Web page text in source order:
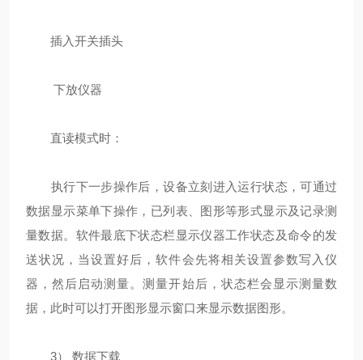
插入开关插头
下放仪器
直读模式时：
执行下一步操作后，设备立刻进入运行状态，可通过
数据显示菜单下操作，已列表、图形等形式显示及记录测
量数据。软件最底下状态栏显示仪器工作状态及命令的发
送状况，当设置好后，软件会先将相关设置参数写入仪
器，然后启动测量。测量开始后，状态栏会显示测量数
据，此时可以打开图形显示窗口来显示数据图形。
3） 数据下载